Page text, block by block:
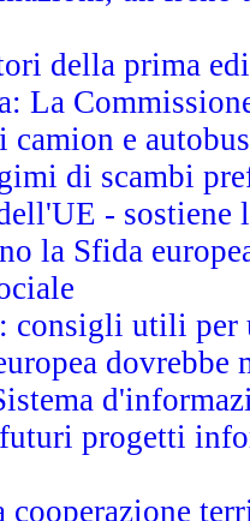
della prima
La
e autobus
di scambi
- sostiene
la Sfida
consigli utili per
futuri progetti
cooperazione